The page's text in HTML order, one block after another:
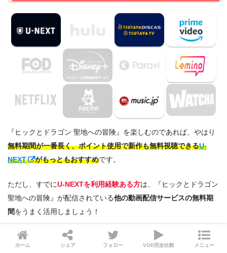
『ヒックとドラゴン 聖地への冒険』を楽しむのであれば、やはり
無料期間が一番長く、ポイント使用で新作も無料視聴できるU-
NEXT
がもっともおすすめです。
ただし、すでにU-NEXTを利用経験ある方は、『ヒックとドラゴン
聖地への冒険』が配信されている他の動画配信サービスの無料期
間をうまく活用しましょう！
配信サービス 配信状況 無料期間
ホーム シェア フォロー VOD完全比較 メニュー